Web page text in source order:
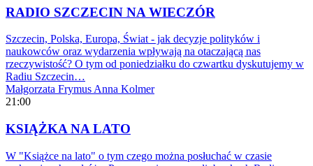
RADIO SZCZECIN NA WIECZÓR
Szczecin, Polska, Europa, Świat - jak decyzje polityków i
naukowców oraz wydarzenia wpływają na otaczającą nas
rzeczywistość? O tym od poniedziałku do czwartku dyskutujemy w
Radiu Szczecin…
Małgorzata FrymusAnna Kolmer
21:00
KSIĄŻKA NA LATO
W "Książce na lato" o tym czego można posłuchać w czasie